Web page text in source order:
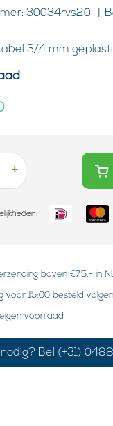
30034rvs20
3/4 mm
+
boven €75,- in
voor 15:00 besteld
voorraad
Bel (+31) 0488